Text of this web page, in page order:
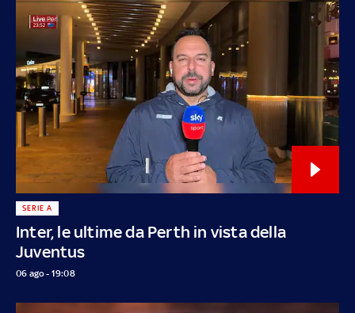
Inter, le ultime da Perth in vista della
Juventus
SERIE A
06 ago - 19:08